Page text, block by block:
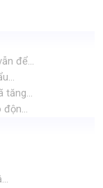
để...
tăng...